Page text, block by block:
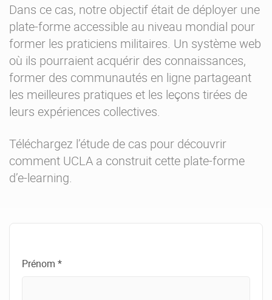
Dans ce cas, notre objectif était de déployer une
plate-forme accessible au niveau mondial pour
former les praticiens militaires. Un système web
où ils pourraient acquérir des connaissances,
former des communautés en ligne partageant
les meilleures pratiques et les leçons tirées de
leurs expériences collectives.
Téléchargez l’étude de cas pour découvrir
comment UCLA a construit cette plate-forme
d’e-learning.
Prénom *